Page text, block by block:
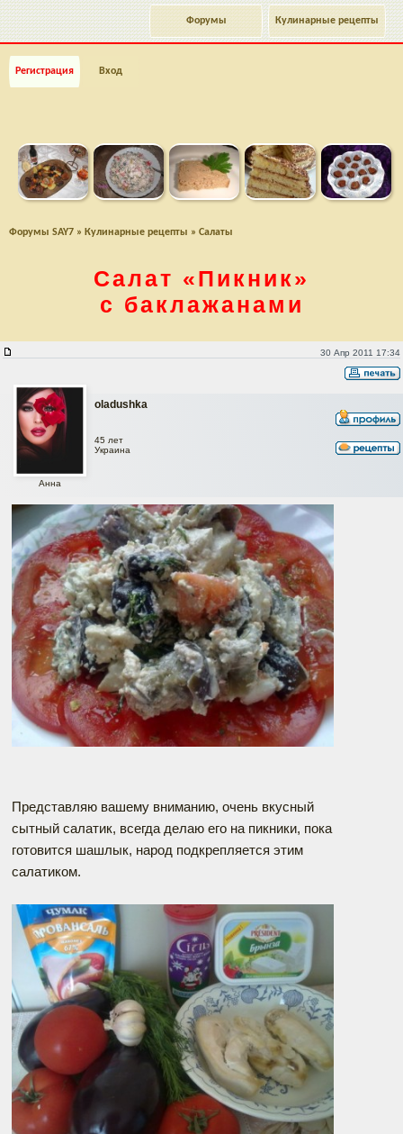
Кулинарные рецепты
Форумы
Регистрация Вход
Форумы SAY7 » Кулинарные рецепты » Салаты
Салат «Пикник»
с баклажанами
30 Апр 2011 17:34
oladushka
Анна
45 лет
Украина
Представляю вашему вниманию, очень вкусный
сытный салатик, всегда делаю его на пикники, пока
готовится шашлык, народ подкрепляется этим
салатиком.